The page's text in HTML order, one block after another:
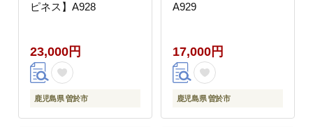
ピネス】A928
23,000円
鹿児島県 曽於市
A929
17,000円
鹿児島県 曽於市